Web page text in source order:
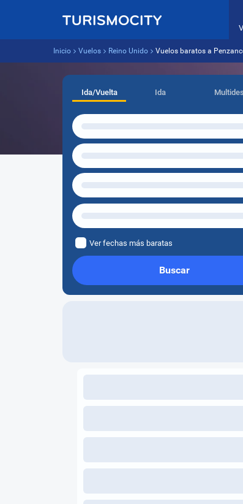
Inicio Vuelos Reino Unido Vuelos baratos a
Ida/Vuelta Ida
Ver fechas más baratas
Buscar